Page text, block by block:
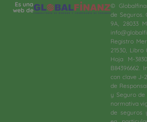
Es una
web de
©
de Seguros.
9A, 28033
Registro
21530,
Hoja M-
B84396662.
con clave J-
de
y Seguro
normativa
de seguros